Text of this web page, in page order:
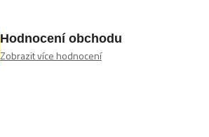
Hodnocení obchodu
Zobrazit více hodnocení